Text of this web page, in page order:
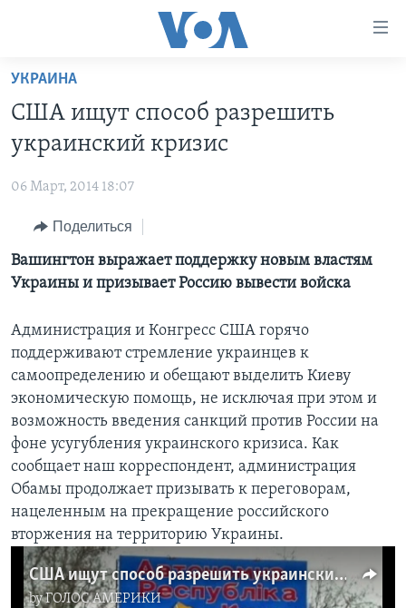
Перейти
основной
контент
Перейти
навигации
Перейти
ПРОГРАММЫ
НОВОСТИ ЗА МИНУТУ
ИТОГИ
ПОЧЕМУ ЭТО ВАЖНО?
ДИСКУССИЯ VOA
ДЕТАЛИ
НЬЮ-ЙОРК NEW YORK
ПРОЕКТЫ
УЧИМ АНГЛИЙСКИЙ
НАША АМЕРИКАНСКАЯ ИСТОРИЯ
А КАК В АМЕРИКЕ?
АРТЕФАКТЫ
АМЕРИКАНСКИЕ ГОРОДКИ
ТЕСТЫ
ЭКСПЕРТИЗА
ИНТЕРВЬЮ
ФАКТЫ ПРОТИВ ФЕЙКОВ
ЗА СВОБОДУ ПРЕССЫ
УЧИМ АНГЛИЙСКИЙ
ВИДЕО
ПОДПИСКА НА НОВОСТИ
Learning English
СОЦИАЛЬНЫЕ СЕТИ
Языки
УКРАИНА
США ищут способ разрешить
украинский кризис
06 Март, 2014 18:07
Поделиться
Вашингтон выражает поддержку новым властям
Украины и призывает Россию вывести войска
Администрация и Конгресс США горячо
поддерживают стремление украинцев к
самоопределению и обещают выделить Киеву
экономическую помощь, не исключая при этом и
возможность введения санкций против России на
фоне усугубления украинского кризиса. Как
сообщает наш корреспондент, администрация
Обамы продолжает призывать к переговорам,
нацеленным на прекращение российского
вторжения на территорию Украины.
США ищут способ разрешить украинский кризис
byГОЛОС АМЕРИКИ